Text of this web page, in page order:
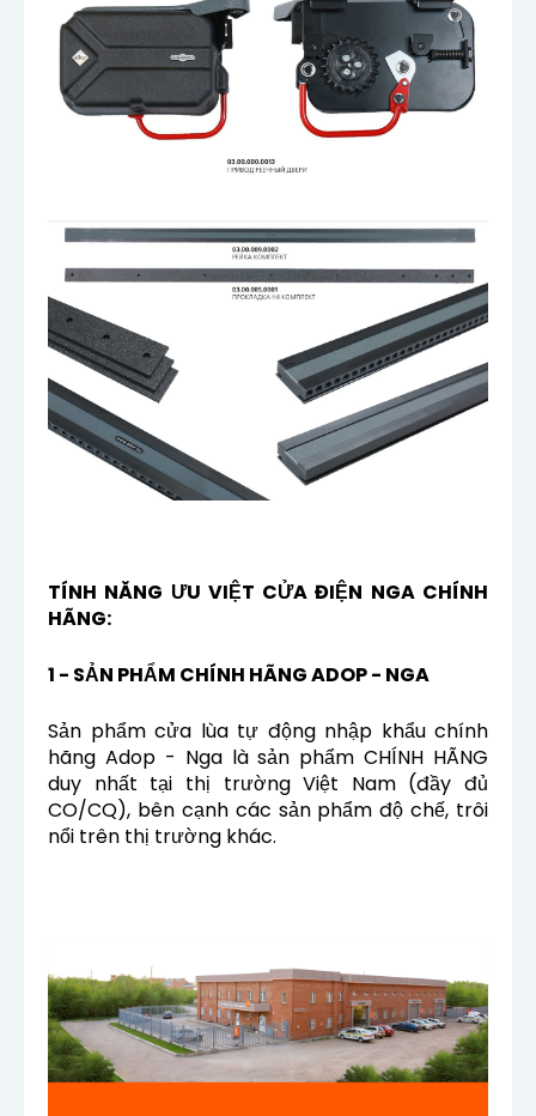
TÍNH NĂNG ƯU VIỆT CỬA ĐIỆN NGA CHÍNH
HÃNG:
1 - SẢN PHẨM CHÍNH HÃNG ADOP - NGA
Sản phẩm cửa lùa tự động nhập khẩu chính
hãng Adop - Nga là sản phẩm CHÍNH HÃNG
duy nhất tại thị trường Việt Nam (đầy đủ
CO/CQ), bên cạnh các sản phẩm độ chế, trôi
nổi trên thị trường khác.